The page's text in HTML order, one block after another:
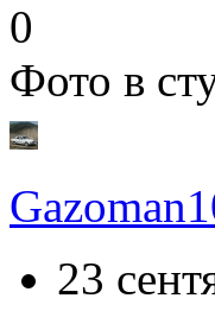
0
Фото в
23